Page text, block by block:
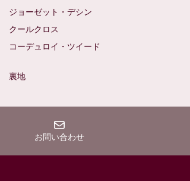
ジョーゼット・デシン
クールクロス
コーデュロイ・ツイード
裏地
お問い合わせ